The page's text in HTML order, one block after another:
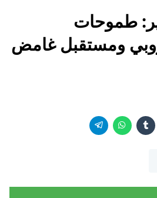
طموحات
ومستقبل غامض